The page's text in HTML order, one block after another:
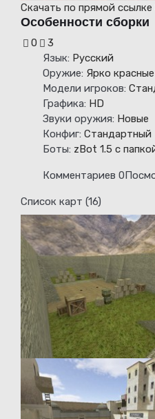
Скачать по прямой ссылке
Особенности сборки
0
3
Язык: Русский
Оружие: Ярко
Модели игроков:
Графика: HD
Звуки оружия: Новые
Конфиг: Стандартный
Боты: zBot 1.5 с
Комментариев 0
Список карт (16)